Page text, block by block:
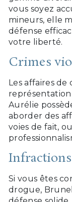
vous soyez
mineurs, elle
défense
votre liberté.
Crimes
Les affaires
Aurélie
aborder des
voies de fait,
Si vous êtes
drogue,